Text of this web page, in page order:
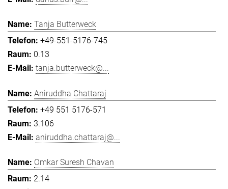
Tanja Butterweck
+49-551-5176-745
0.13
tanja.butterweck@...
Aniruddha Chattaraj
+49 551 5176-571
3.106
aniruddha.chattaraj@...
Omkar Suresh Chavan
2.14